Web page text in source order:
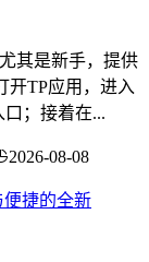
其是新手，提供
开TP应用，进入
口；接着在...
2026-08-08